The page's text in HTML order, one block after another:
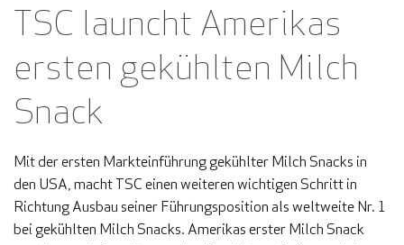
TSC launcht Amerikas
ersten gekühlten Milch
Snack
Mit der ersten Markteinführung gekühlter Milch Snacks in
den USA, macht TSC einen weiteren wichtigen Schritt in
Richtung Ausbau seiner Führungsposition als weltweite Nr. 1
bei gekühlten Milch Snacks. Amerikas erster Milch Snack